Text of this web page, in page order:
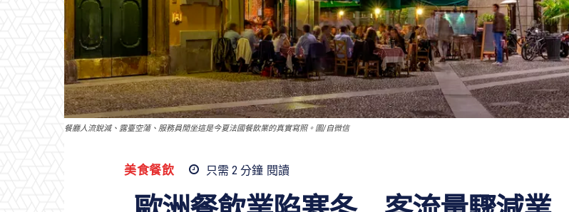
餐廳人流銳減、露臺空蕩、服務員閒坐這是今夏法國餐飲業的真實寫照。圖/自微信
美食餐飲 只需 2 分鐘 閱讀